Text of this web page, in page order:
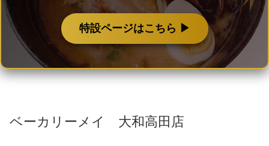
特設ページはこちら ▶︎
ベーカリーメイ 大和高田店